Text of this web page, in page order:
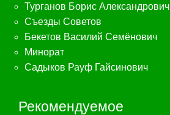
Турганов Борис Александрович
Съезды Советов
Бекетов Василий Семёнович
Минорат
Садыков Рауф Гайсинович
Рекомендуемое